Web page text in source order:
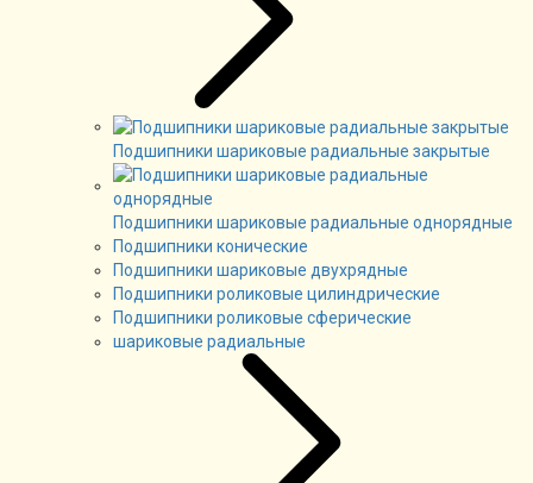
Подшипники шариковые радиальные закрытые
Подшипники шариковые радиальные однорядные
Подшипники конические
Подшипники шариковые двухрядные
Подшипники роликовые цилиндрические
Подшипники роликовые сферические
шариковые радиальные